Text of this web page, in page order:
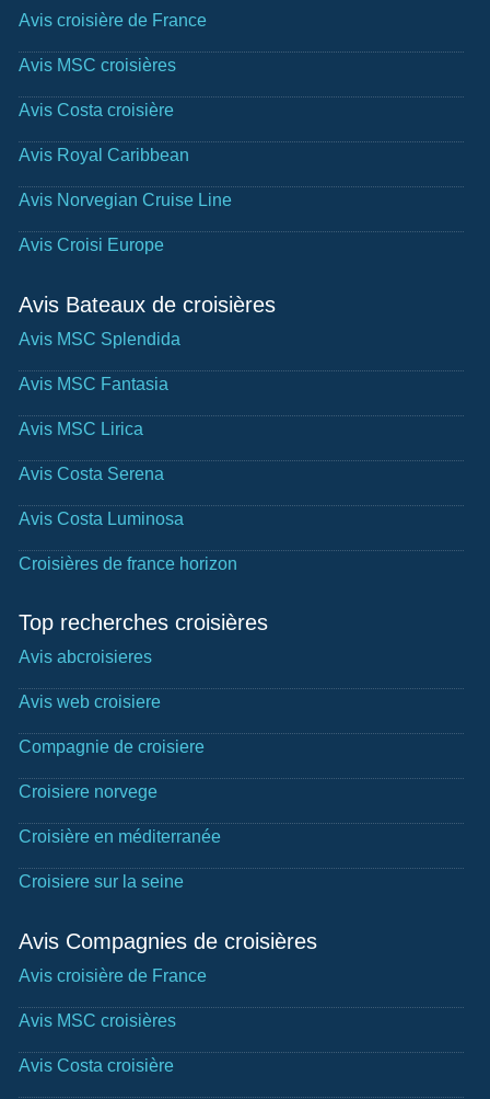
Avis croisière de France
Avis MSC croisières
Avis Costa croisière
Avis Royal Caribbean
Avis Norvegian Cruise Line
Avis Croisi Europe
Avis Bateaux de croisières
Avis MSC Splendida
Avis MSC Fantasia
Avis MSC Lirica
Avis Costa Serena
Avis Costa Luminosa
Croisières de france horizon
Top recherches croisières
Avis abcroisieres
Avis web croisiere
Compagnie de croisiere
Croisiere norvege
Croisière en méditerranée
Croisiere sur la seine
Avis Compagnies de croisières
Avis croisière de France
Avis MSC croisières
Avis Costa croisière